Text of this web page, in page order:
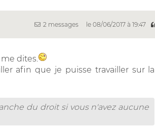
2 messages le 08/06/2017 à 19:47
dites.
afin que je puisse travailler sur la
du droit si vous n'avez aucune